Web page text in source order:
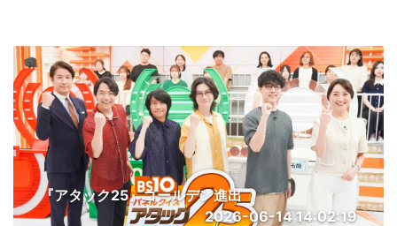
『アタック25』ゴールデン進出
2026-06-14 14:02:19